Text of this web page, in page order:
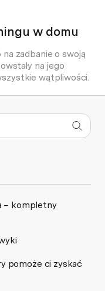
w domu
zadbanie o swoją
na jego
wątpliwości.
– kompletny
pomoże ci zyskać